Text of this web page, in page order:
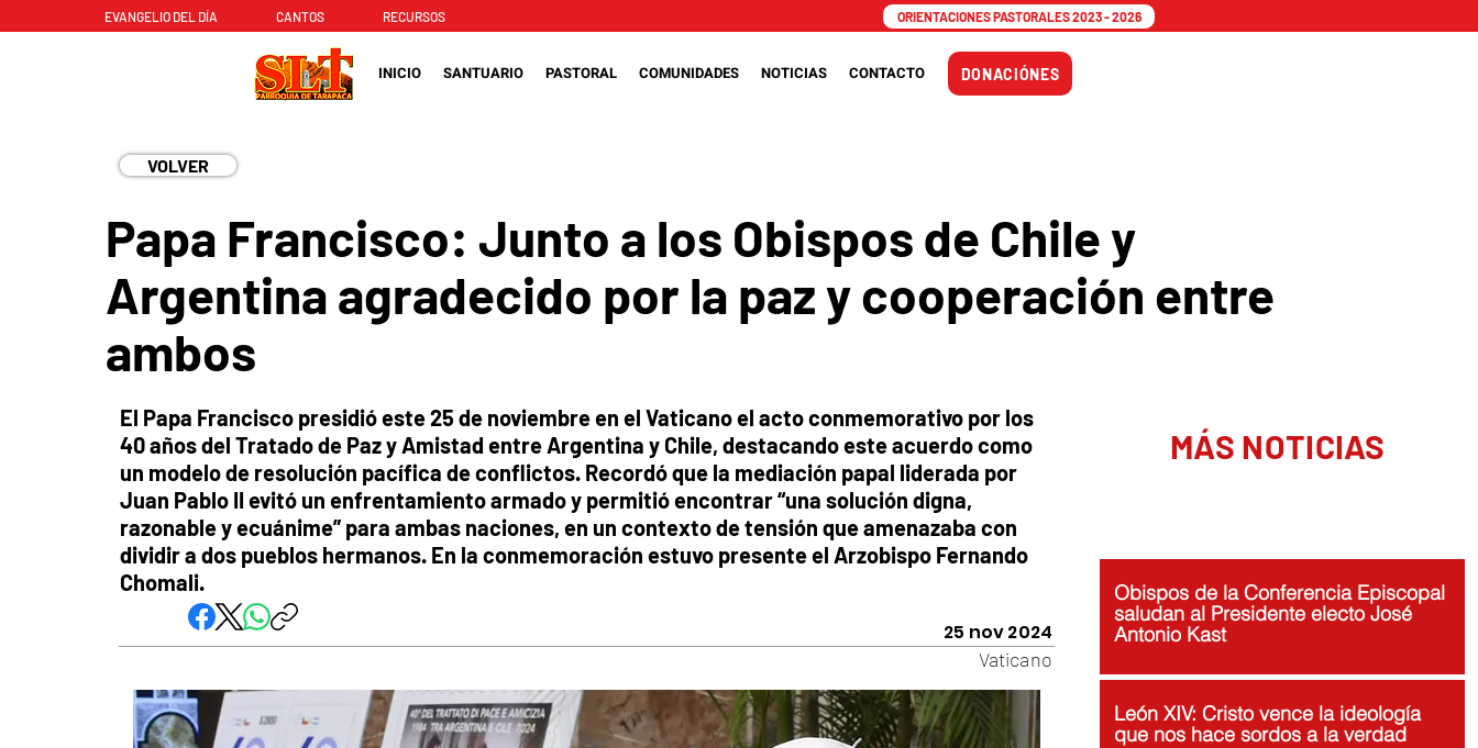
EVANGELIO DEL DÍA CANTOS RECURSOS ORIENTACIONES PASTORALES 2023 - 2026
INICIO SANTUARIO PASTORAL COMUNIDADES NOTICIAS CONTACTO DONACIÓNES
VOLVER
Papa Francisco: Junto a los Obispos de Chile y
Argentina agradecido por la paz y cooperación entre
ambos
El Papa Francisco presidió este 25 de noviembre en el Vaticano el acto conmemorativo por los
40 años del Tratado de Paz y Amistad entre Argentina y Chile, destacando este acuerdo como
un modelo de resolución pacífica de conflictos. Recordó que la mediación papal liderada por
Juan Pablo II evitó un enfrentamiento armado y permitió encontrar “una solución digna,
razonable y ecuánime” para ambas naciones, en un contexto de tensión que amenazaba con
dividir a dos pueblos hermanos. En la conmemoración estuvo presente el Arzobispo Fernando
Chomali.
25 nov 2024
Vaticano
MÁS NOTICIAS
Obispos de la Conferencia Episcopal
saludan al Presidente electo José
Antonio Kast
León XIV: Cristo vence la ideología
que nos hace sordos a la verdad